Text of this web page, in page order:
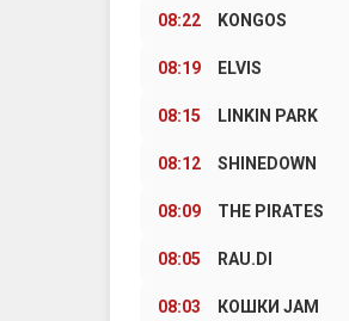
08:22 KONGOS
08:19 ELVIS
08:15 LINKIN PARK
08:12 SHINEDOWN
08:09 THE PIRATES
08:05 RAU.DI
08:03 КОШКИ JAM